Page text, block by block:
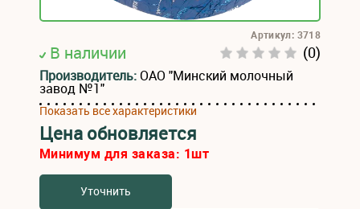
В наличии (0)
Артикул: 3718
Производитель:ОАО "Минский молочный
завод №1"
Показать все характеристики
Цена обновляется
Минимум для заказа: 1шт
Уточнить